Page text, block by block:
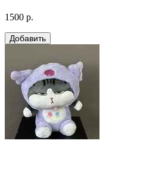
1500 р.